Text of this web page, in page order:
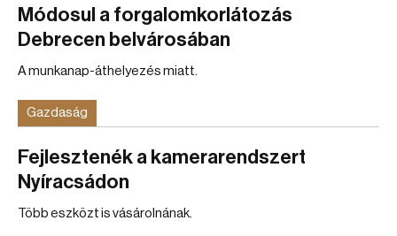
Módosul a forgalomkorlátozás
Debrecen belvárosában
A munkanap-áthelyezés miatt.
Gazdaság
Fejlesztenék a kamerarendszert
Nyíracsádon
Több eszközt is vásárolnának.